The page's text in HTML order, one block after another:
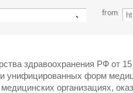
from
здравоохранения РФ от
унифицированных форм
организациях,